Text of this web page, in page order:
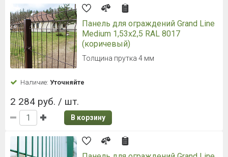
Панель для ограждений Grand Line
Medium 1,53x2,5 RAL 8017
(коричевый)
Толщина прутка 4 мм
Наличие: Уточняйте
2 284 руб. / шт.
В корзину